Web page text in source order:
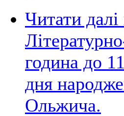
Читати далі
година до
дня
Ольжича.